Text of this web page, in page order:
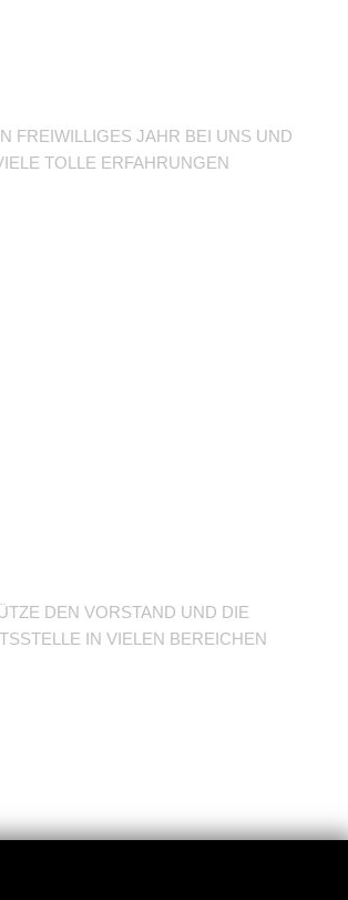
FREIWILLIGES JAHR BEI UNS UND
TOLLE ERFAHRUNGEN
DEN VORSTAND UND DIE
IN VIELEN BEREICHEN